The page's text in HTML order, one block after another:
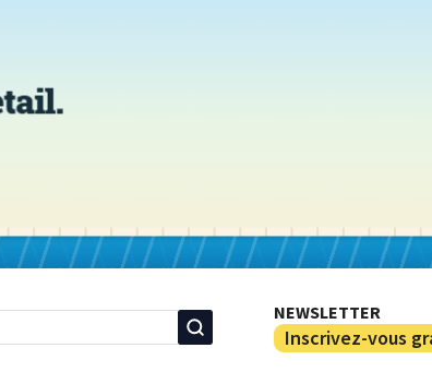
NEWSLETTER
Inscrivez-vous